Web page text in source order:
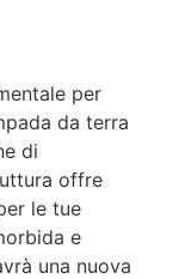
per
da terra
di
offre
le tue
e
una nuova